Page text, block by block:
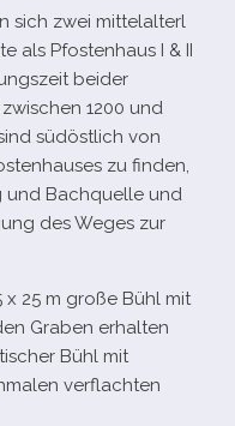
sich zwei mit­tel­al­ter­l
als Pfostenhaus I & II
bei­der
1200 und
süd­öst­lich von
zu fin­den,
und Bachquelle und
des Weges zur
x 25 m große Bühl mit
Graben erhal­ten
Bühl mit
ver­flach­ten